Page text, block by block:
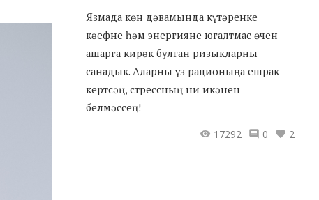
Язмада көн дәвамында күтәренке
кәефне һәм энергияне югалтмас өчен
ашарга кирәк булган ризыкларны
санадык. Аларны үз рационыңа ешрак
кертсәң, стрессның ни икәнен
белмәссең!
17292
0 2